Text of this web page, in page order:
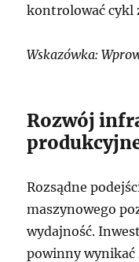
kontrolować cykl
Wskazówka:
Rozwój
Rozsądne
maszynowego
wydajność.
powinny wynikać